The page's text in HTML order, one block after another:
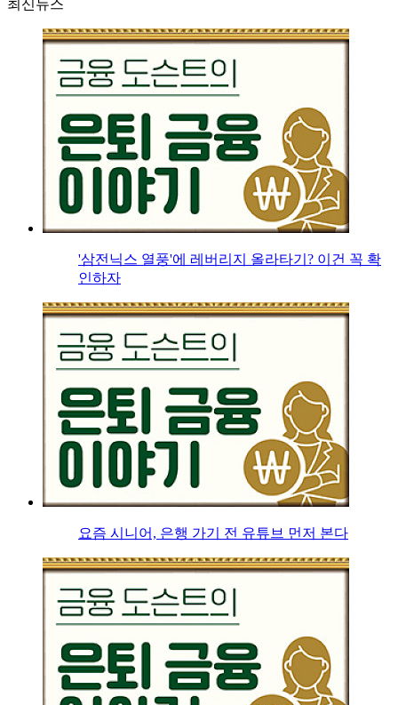
최신뉴스
'삼전닉스 열풍'에 레버리지 올라타기? 이건 꼭 확
인하자
요즘 시니어, 은행 가기 전 유튜브 먼저 본다